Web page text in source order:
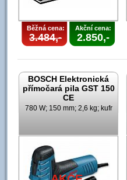
Běžná cena:
3.484,-
Akční cena:
2.850,-
BOSCH Elektronická
přímočará pila GST 150
CE
780 W; 150 mm; 2,6 kg; kufr